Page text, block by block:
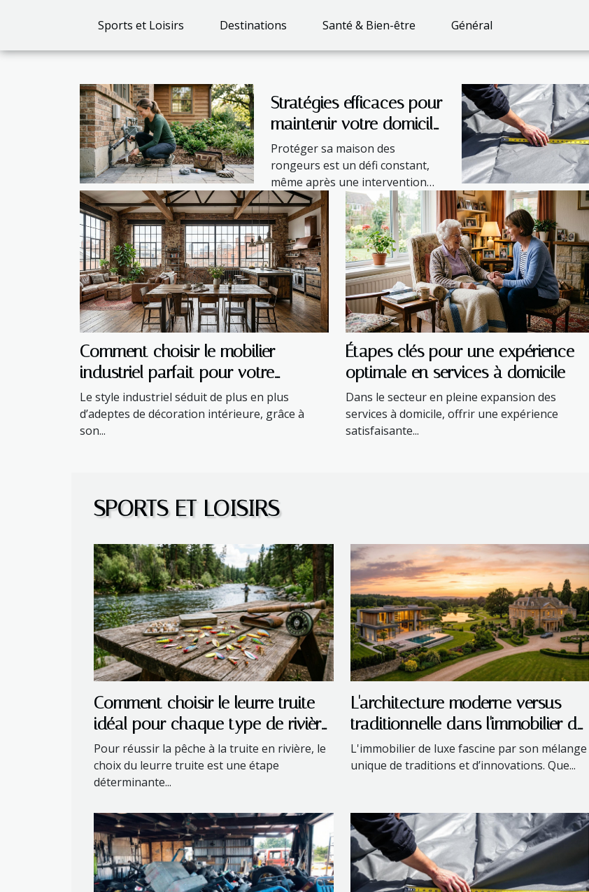
Sports et Loisirs Destinations Santé & Bien-être Général
Comment choisir le mobilier
industriel parfait pour votre
intérieur ?
Le style industriel séduit de plus en plus
d’adeptes de décoration intérieure, grâce à
son...
Étapes clés pour une expérience
optimale en services à domicile
Dans le secteur en pleine expansion des
services à domicile, offrir une expérience
satisfaisante...
Stratégies efficaces pour
maintenir votre domicile
à l'abri des rongeurs
après une intervention
Protéger sa maison des
rongeurs est un défi constant,
même après une intervention
professionnelle...
SPORTS ET LOISIRS
Comment choisir le leurre truite
idéal pour chaque type de rivière
?
Pour réussir la pêche à la truite en rivière, le
choix du leurre truite est une étape
déterminante...
L'architecture moderne versus
traditionnelle dans l'immobilier de
luxe
L'immobilier de luxe fascine par son mélange
unique de traditions et d’innovations. Que...